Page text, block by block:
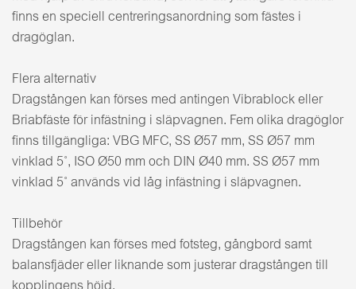
finns en speciell centreringsanordning som fästes i
dragöglan.
Flera alternativ
Dragstången kan förses med antingen Vibrablock eller
Briabfäste för infästning i släpvagnen. Fem olika dragöglor
finns tillgängliga: VBG MFC, SS Ø57 mm, SS Ø57 mm
vinklad 5˚, ISO Ø50 mm och DIN Ø40 mm. SS Ø57 mm
vinklad 5˚ används vid låg infästning i släpvagnen.
Tillbehör
Dragstången kan förses med fotsteg, gångbord samt
balansfjäder eller liknande som justerar dragstången till